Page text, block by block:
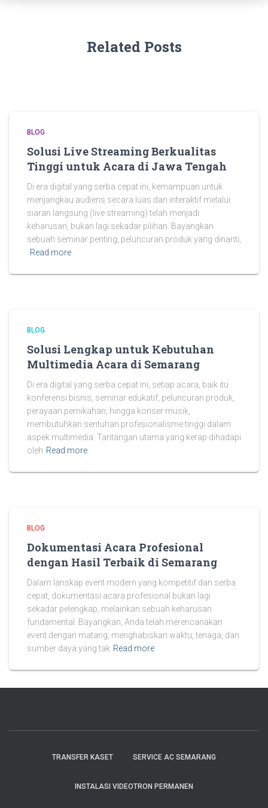
Related Posts
BLOG
Solusi Live Streaming Berkualitas
Tinggi untuk Acara di Jawa Tengah
Di era digital yang serba cepat ini, kemampuan untuk
menjangkau audiens secara luas dan interaktif melalui
siaran langsung (live streaming) telah menjadi
keharusan, bukan lagi sekadar pilihan. Bayangkan
sebuah seminar penting, peluncuran produk yang dinanti,
Read more
BLOG
Solusi Lengkap untuk Kebutuhan
Multimedia Acara di Semarang
Di era digital yang serba cepat ini, setiap acara, baik itu
konferensi bisnis, seminar edukatif, peluncuran produk,
perayaan pernikahan, hingga konser musik,
membutuhkan sentuhan profesionalisme tinggi dalam
aspek multimedia. Tantangan utama yang kerap dihadapi
oleh Read more
BLOG
Dokumentasi Acara Profesional
dengan Hasil Terbaik di Semarang
Dalam lanskap event modern yang kompetitif dan serba
cepat, dokumentasi acara profesional bukan lagi
sekadar pelengkap, melainkan sebuah keharusan
fundamental. Bayangkan, Anda telah merencanakan
event dengan matang, menghabiskan waktu, tenaga, dan
sumber daya yang tak Read more
TRANSFER KASET SERVICE AC SEMARANG
INSTALASI VIDEOTRON PERMANEN